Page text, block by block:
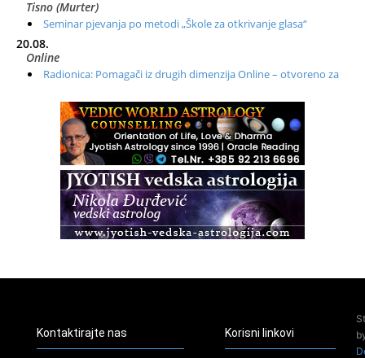
Tisno (Murter)
Seminar pjevanja po metodi „Škole za otkrivanje glasa“
20.08.
Online
Radionica: Pomagači iz drugih dimenzija Online – otvoreno za
Zagreb+Online
Osnovni ThetaHealing® tečaj, Zagreb i Online
Access BARS®, otpusti stres
Access Energetski Facelift®
Tečaj Višeg Vodstva, razvijanja intuicije i Akaša zapisa
25.08.
Kontaktirajte nas Korisni linkovi